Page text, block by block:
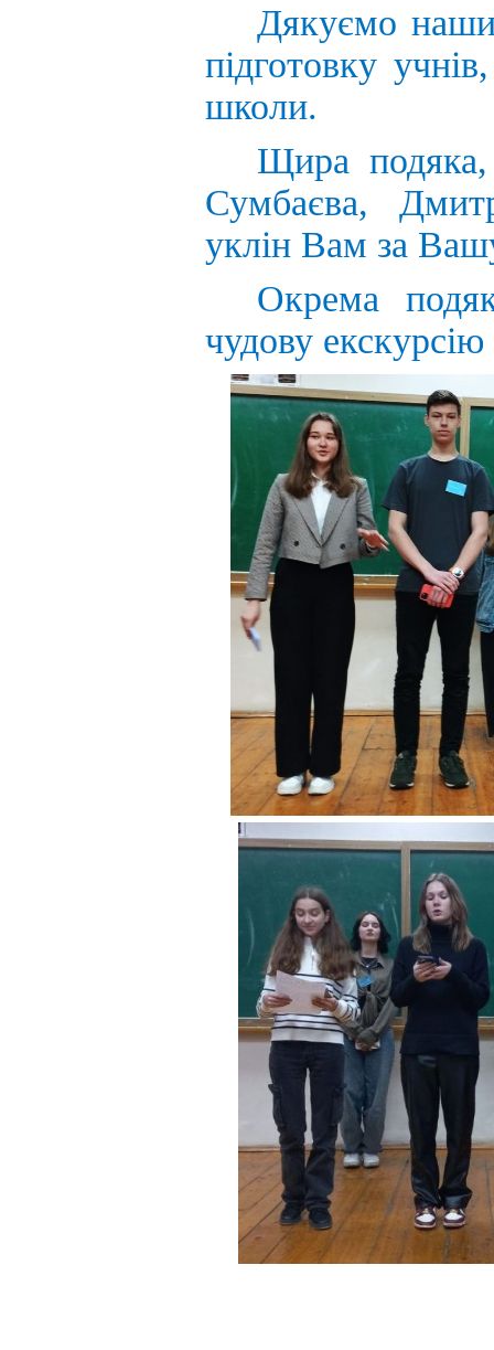
Дякуємо
підготовку учнів
школи.
Щира подяка
Сумбаєва,
уклін Вам за
Окрема
чудову екскурсію